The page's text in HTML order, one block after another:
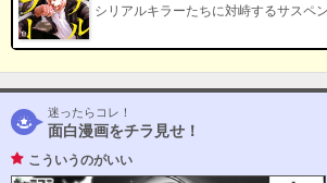
シリアルキラーたちに対峙するサスペ
迷ったらコレ！
面白漫画をチラ見せ！
こういうのがいい